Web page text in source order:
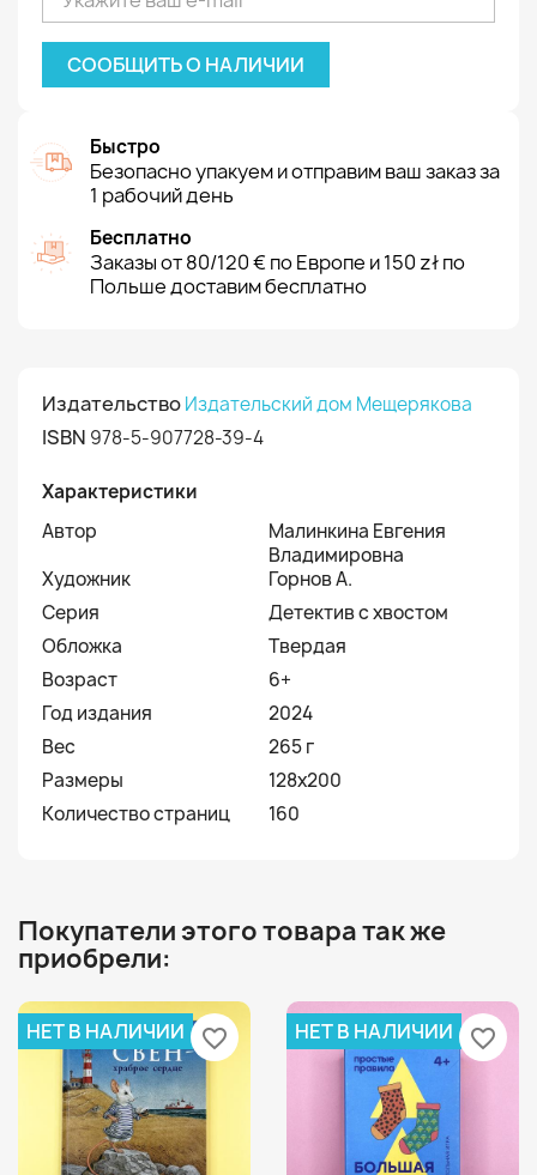
СООБЩИТЬ О НАЛИЧИИ
Быстро
Безопасно упакуем и отправим ваш заказ за
1 рабочий день
Бесплатно
Заказы от 80/120 € по Европе и 150 zł по
Польше доставим бесплатно
ИздательствоИздательский дом Мещерякова
ISBN 978-5-907728-39-4
Характеристики
Автор
Малинкина Евгения
Владимировна
Художник
Горнов А.
Серия
Детектив с хвостом
Обложка
Твердая
Возраст
6+
Год издания
2024
Вес
265 г
Размеры
128х200
Количество страниц
160
Покупатели этого товара так же
приобрели:
НЕТ В НАЛИЧИИ favorite_border НЕТ В НАЛИЧИИ favorite_border